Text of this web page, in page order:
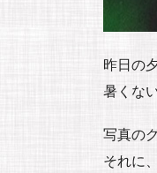
昨日の
暑くな
写真の
それに